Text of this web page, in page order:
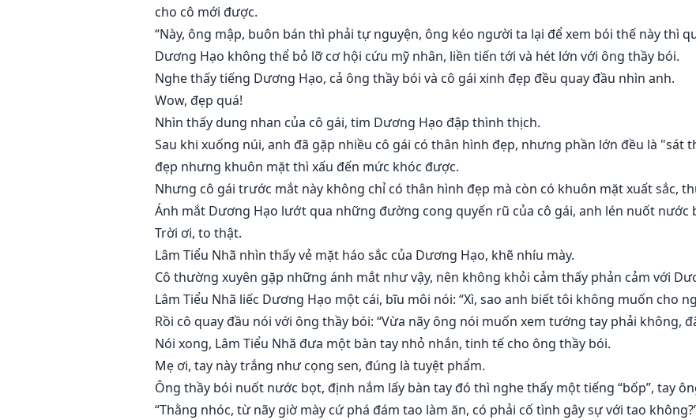
cho cô mới được.
“Này, ông mập, buôn bán thì phải tự nguyện, ông kéo người ta lại để xem bói thế này thì
Dương Hạo không thể bỏ lỡ cơ hội cứu mỹ nhân, liền tiến tới và hét lớn với ông thầy bói.
Nghe thấy tiếng Dương Hạo, cả ông thầy bói và cô gái xinh đẹp đều quay đầu nhìn anh.
Wow, đẹp quá!
Nhìn thấy dung nhan của cô gái, tim Dương Hạo đập thình thịch.
Sau khi xuống núi, anh đã gặp nhiều cô gái có thân hình đẹp, nhưng phần lớn đều là "sát
đẹp nhưng khuôn mặt thì xấu đến mức khóc được.
Nhưng cô gái trước mắt này không chỉ có thân hình đẹp mà còn có khuôn mặt xuất sắc,
Ánh mắt Dương Hạo lướt qua những đường cong quyến rũ của cô gái, anh lén nuốt nước
Trời ơi, to thật.
Lâm Tiểu Nhã nhìn thấy vẻ mặt háo sắc của Dương Hạo, khẽ nhíu mày.
Cô thường xuyên gặp những ánh mắt như vậy, nên không khỏi cảm thấy phản cảm với
Lâm Tiểu Nhã liếc Dương Hạo một cái, bĩu môi nói: “Xì, sao anh biết tôi không muốn cho
Rồi cô quay đầu nói với ông thầy bói: “Vừa nãy ông nói muốn xem tướng tay phải không,
Nói xong, Lâm Tiểu Nhã đưa một bàn tay nhỏ nhắn, tinh tế cho ông thầy bói.
Mẹ ơi, tay này trắng như cọng sen, đúng là tuyệt phẩm.
Ông thầy bói nuốt nước bọt, định nắm lấy bàn tay đó thì nghe thấy một tiếng “bốp”, tay
“Thằng nhóc, từ nãy giờ mày cứ phá đám tao làm ăn, có phải cố tình gây sự với tao